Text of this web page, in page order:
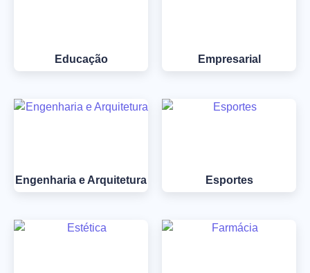
Educação Empresarial
Engenharia e Arquitetura Esportes